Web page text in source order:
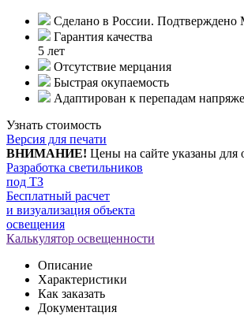
Сделано в России.
Гарантия качества
5 лет
Отсутствие мерцания
Быстрая окупаемость
Адаптирован к перепадам
Узнать стоимость
Версия для печати
ВНИМАНИЕ! Цены на сайте указаны для
Разработка светильников
под ТЗ
Бесплатный расчет
и визуализация объекта
освещения
Калькулятор освещенности
Описание
Характеристики
Как заказать
Документация